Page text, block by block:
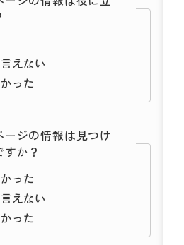
えない
った
ジの情報は見つけ
か？
った
えない
った